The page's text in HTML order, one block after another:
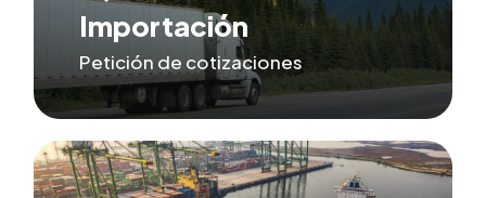
Importación
Petición de cotizaciones